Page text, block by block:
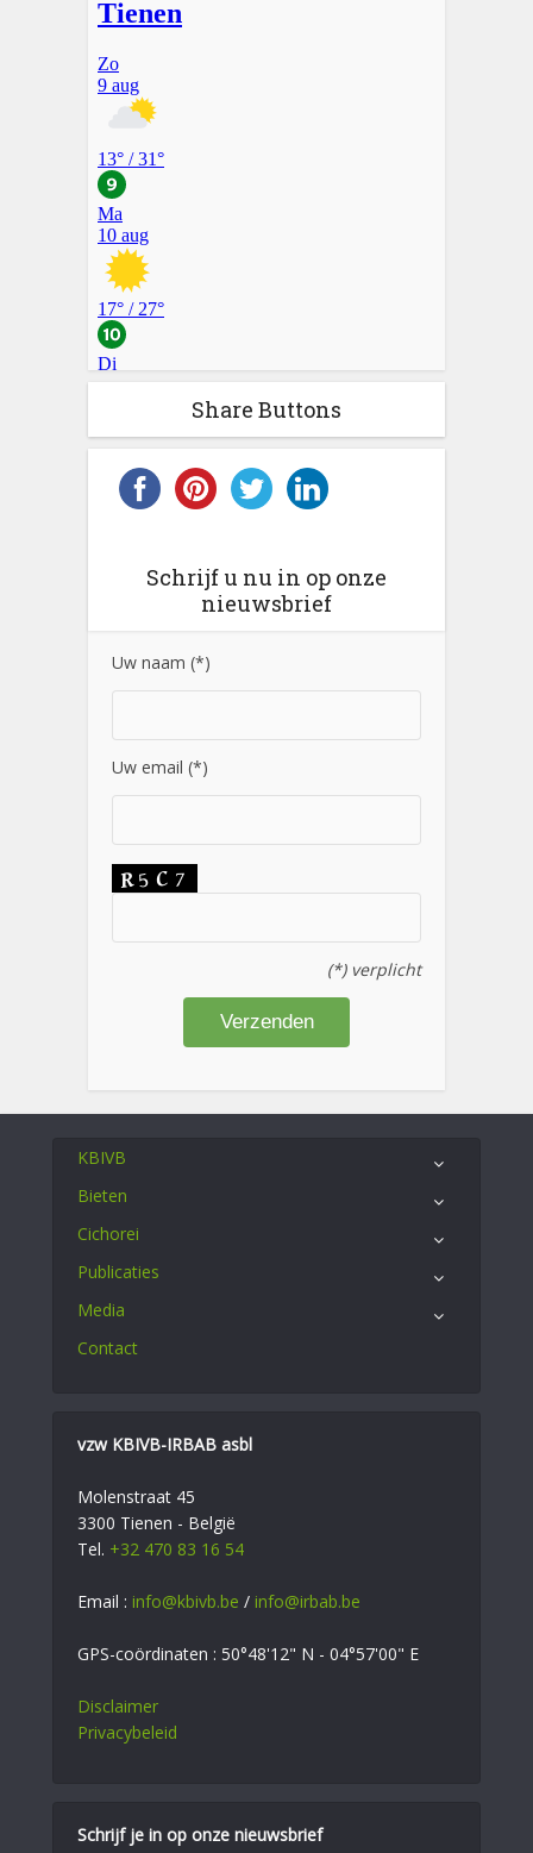
Share Buttons
Schrijf u nu in op onze
nieuwsbrief
Uw naam (*)
Uw email (*)
(*) verplicht
KBIVB
Bieten
Cichorei
Publicaties
Media
Contact
vzw KBIVB-IRBAB asbl
Molenstraat 45
3300 Tienen - België
Tel. +32 470 83 16 54
Email : info@kbivb.be / info@irbab.be
GPS-coördinaten : 50°48'12" N - 04°57'00" E
Disclaimer
Privacybeleid
Schrijf je in op onze nieuwsbrief